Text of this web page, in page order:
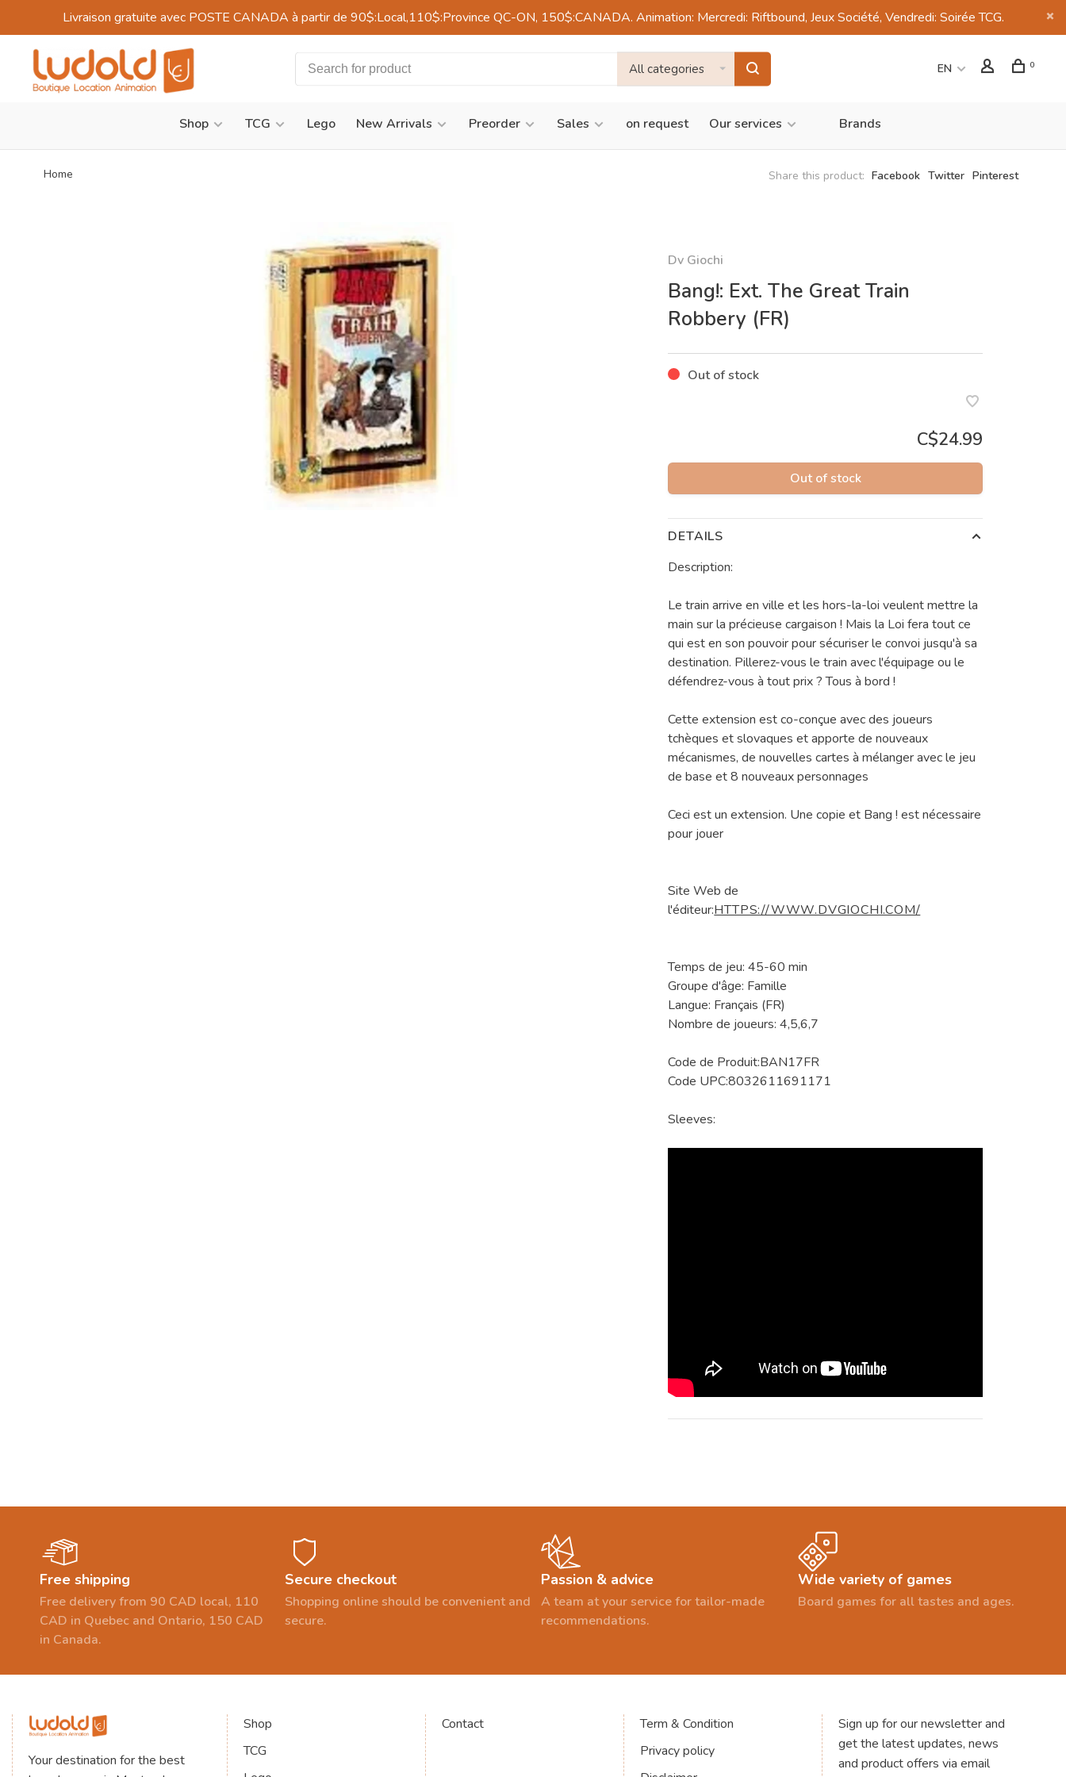
Livraison gratuite avec POSTE CANADA à partir de 90$:Local,110$:Province QC-ON, 150$:CANADA. Animation: Mercredi: Riftbound, Jeux Société, Vendredi: Soirée TCG.
All categories EN 0
Shop TCG Lego New Arrivals Preorder Sales on request Our services Brands
Home Share this product: Facebook Twitter Pinterest
Dv Giochi
Bang!: Ext. The Great Train
Robbery (FR)
Out of stock
C$24.99
Out of stock
DETAILS
Description:
Le train arrive en ville et les hors-la-loi veulent mettre la
main sur la précieuse cargaison ! Mais la Loi fera tout ce
qui est en son pouvoir pour sécuriser le convoi jusqu'à sa
destination. Pillerez-vous le train avec l'équipage ou le
défendrez-vous à tout prix ? Tous à bord !
Cette extension est co-conçue avec des joueurs
tchèques et slovaques et apporte de nouveaux
mécanismes, de nouvelles cartes à mélanger avec le jeu
de base et 8 nouveaux personnages
Ceci est un extension. Une copie et Bang ! est nécessaire
pour jouer
Site Web de
l'éditeur:HTTPS://WWW.DVGIOCHI.COM/
Temps de jeu: 45-60 min
Groupe d'âge: Famille
Langue: Français (FR)
Nombre de joueurs: 4,5,6,7
Code de Produit:BAN17FR
Code UPC:8032611691171
Sleeves:
Free shipping
Free delivery from 90 CAD local, 110
CAD in Quebec and Ontario, 150 CAD
in Canada.
Secure checkout
Shopping online should be convenient and
secure.
Passion & advice
A team at your service for tailor-made
recommendations.
Wide variety of games
Board games for all tastes and ages.
Your destination for the best
Shop
TCG
Contact
Term & Condition
Privacy policy
Sign up for our newsletter and
get the latest updates, news
and product offers via email